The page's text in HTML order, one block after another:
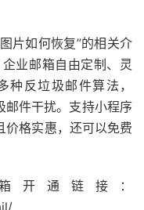
片如何恢复”的相关介
业邮箱自由定制、灵
反垃圾邮件算法，
邮件干扰。支持小程序
价格实惠，还可以免费
开通链接：